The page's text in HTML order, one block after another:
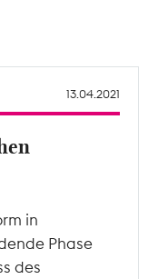
13.04.2021
in
Phase
des